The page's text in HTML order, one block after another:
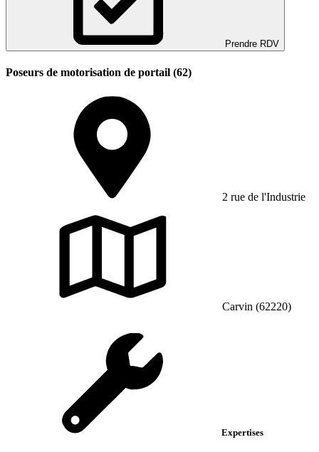
Prendre RDV
Poseurs de motorisation de portail (62)
2 rue de l'Industrie
Carvin (62220)
Expertises